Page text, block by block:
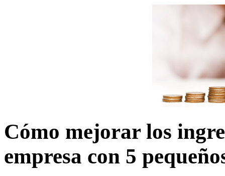
Cómo mejorar los
empresa con 5